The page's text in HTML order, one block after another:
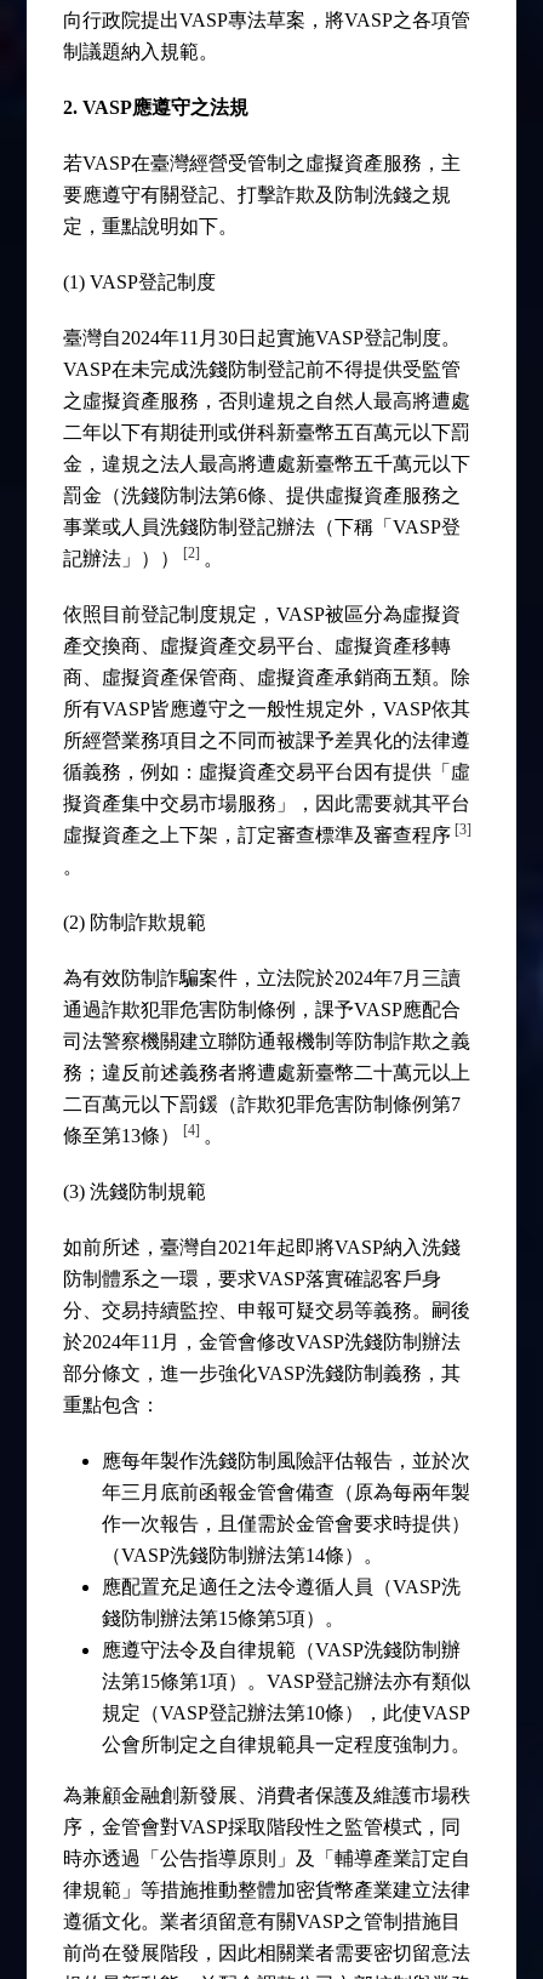
向行政院提出VASP專法草案，將VASP之各項管
制議題納入規範。
2. VASP應遵守之法規
若VASP在臺灣經營受管制之虛擬資產服務，主
要應遵守有關登記、打擊詐欺及防制洗錢之規
定，重點說明如下。
(1) VASP登記制度
臺灣自2024年11月30日起實施VASP登記制度。
VASP在未完成洗錢防制登記前不得提供受監管
之虛擬資產服務，否則違規之自然人最高將遭處
二年以下有期徒刑或併科新臺幣五百萬元以下罰
金，違規之法人最高將遭處新臺幣五千萬元以下
罰金（洗錢防制法第6條、提供虛擬資產服務之
事業或人員洗錢防制登記辦法（下稱「VASP登
記辦法」））
[2] 。
依照目前登記制度規定，VASP被區分為虛擬資
產交換商、虛擬資產交易平台、虛擬資產移轉
商、虛擬資產保管商、虛擬資產承銷商五類。除
所有VASP皆應遵守之一般性規定外，VASP依其
所經營業務項目之不同而被課予差異化的法律遵
循義務，例如：虛擬資產交易平台因有提供「虛
擬資產集中交易市場服務」，因此需要就其平台
虛擬資產之上下架，訂定審查標準及審查程序 [3]
。
(2) 防制詐欺規範
為有效防制詐騙案件，立法院於2024年7月三讀
通過詐欺犯罪危害防制條例，課予VASP應配合
司法警察機關建立聯防通報機制等防制詐欺之義
務；違反前述義務者將遭處新臺幣二十萬元以上
二百萬元以下罰鍰（詐欺犯罪危害防制條例第7
條至第13條）
[4] 。
(3) 洗錢防制規範
如前所述，臺灣自2021年起即將VASP納入洗錢
防制體系之一環，要求VASP落實確認客戶身
分、交易持續監控、申報可疑交易等義務。嗣後
於2024年11月，金管會修改VASP洗錢防制辦法
部分條文，進一步強化VASP洗錢防制義務，其
重點包含：
應每年製作洗錢防制風險評估報告，並於次
年三月底前函報金管會備查（原為每兩年製
作一次報告，且僅需於金管會要求時提供）
（VASP洗錢防制辦法第14條）。
應配置充足適任之法令遵循人員（VASP洗
錢防制辦法第15條第5項）。
應遵守法令及自律規範（VASP洗錢防制辦
法第15條第1項）。VASP登記辦法亦有類似
規定（VASP登記辦法第10條），此使VASP
公會所制定之自律規範具一定程度強制力。
為兼顧金融創新發展、消費者保護及維護市場秩
序，金管會對VASP採取階段性之監管模式，同
時亦透過「公告指導原則」及「輔導產業訂定自
律規範」等措施推動整體加密貨幣產業建立法律
遵循文化。業者須留意有關VASP之管制措施目
前尚在發展階段，因此相關業者需要密切留意法